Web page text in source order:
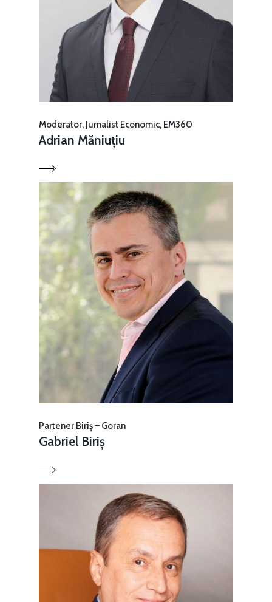
Moderator, Jurnalist Economic, EM360
Adrian Măniuțiu
Partener Biriș – Goran
Gabriel Biriș